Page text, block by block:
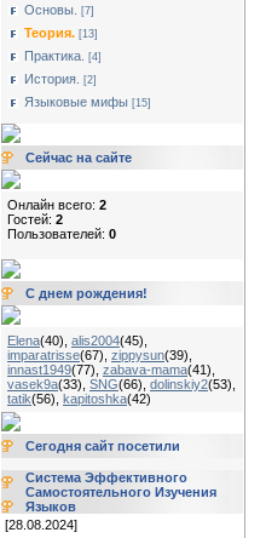
Основы. [7]
Теория. [13]
Практика. [4]
История. [2]
Языковые мифы [15]
Сейчас на сайте
Онлайн всего: 2
Гостей: 2
Пользователей: 0
С днем рождения!
Elena(40) alis2004(45)
imparatrisse(67) zippysun(39)
innast1949(77) zabava-mama(41)
vasek9a(33) SNG(66) dolinskiy2(53)
tatik(56) kapitoshka(42)
Сегодня сайт посетили
Система Эффективного
Самостоятельного Изучения
Языков
[28.08.2024]